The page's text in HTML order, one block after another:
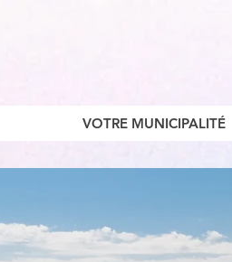
VOTRE MUNICIPALITÉ